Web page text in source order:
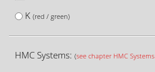
K (red / green)
HMC Systems: (see chapter HMC Systems